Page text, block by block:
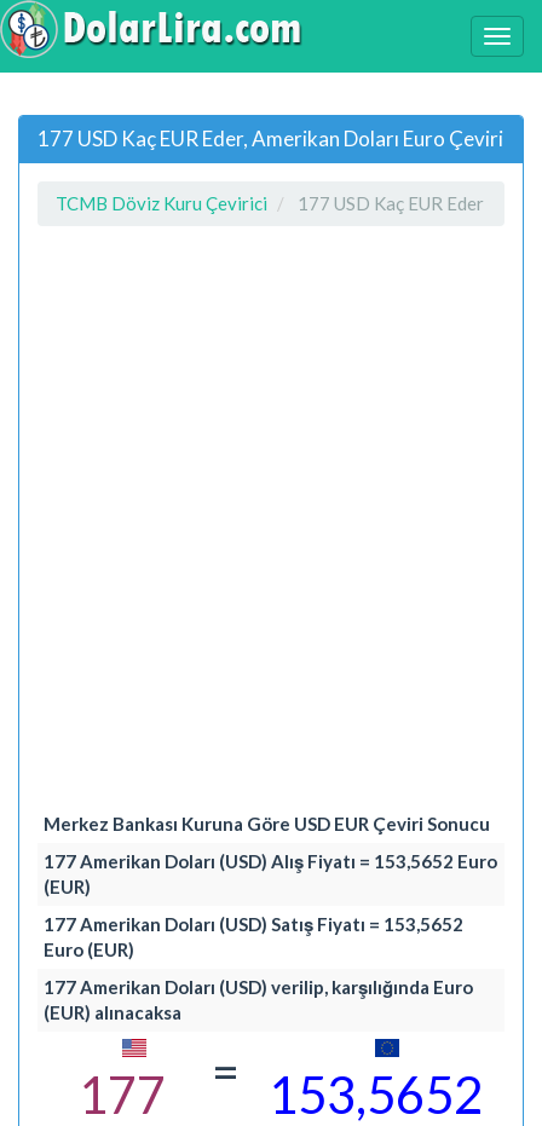
177 USD Kaç EUR Eder, Amerikan Doları Euro Çeviri
TCMB Döviz Kuru Çevirici 177 USD Kaç EUR Eder
Merkez Bankası Kuruna Göre USD EUR Çeviri Sonucu
177 Amerikan Doları (USD) Alış Fiyatı = 153,5652 Euro
(EUR)
177 Amerikan Doları (USD) Satış Fiyatı = 153,5652
Euro (EUR)
177 Amerikan Doları (USD) verilip, karşılığında Euro
(EUR) alınacaksa
177
=
153,5652